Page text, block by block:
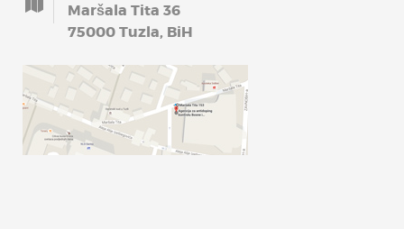
Maršala Tita 36
75000 Tuzla, BiH